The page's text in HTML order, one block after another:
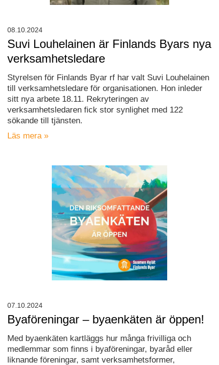
Suvi Louhelainen är Finlands Byars nya
verksamhetsledare
Styrelsen för Finlands Byar rf har valt Suvi Louhelainen
till verksamhetsledare för organisationen. Hon inleder
sitt nya arbete 18.11. Rekryteringen av
verksamhetsledaren fick stor synlighet med 122
sökande till tjänsten.
Läs mera »
08.10.2024
Byaföreningar – byaenkäten är öppen!
Med byaenkäten kartläggs hur många frivilliga och
medlemmar som finns i byaföreningar, byaråd eller
liknande föreningar, samt verksamhetsformer,
07.10.2024